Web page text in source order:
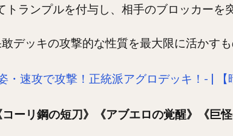
トランプルを付与し、相手のブロッカーを
デッキの攻撃的な性質を最大限に活かすも
・速攻で攻撃！正統派アグロデッキ！- |
ーリ鋼の短刀》《アブエロの覚醒》《巨